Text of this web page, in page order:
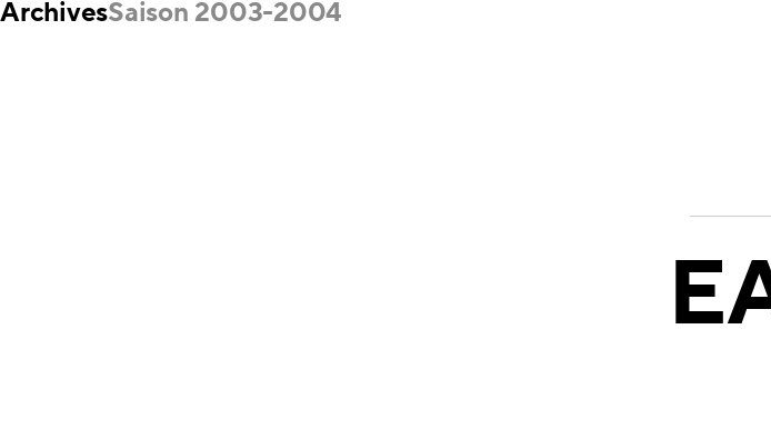
ArchivesSaison 2003-2004